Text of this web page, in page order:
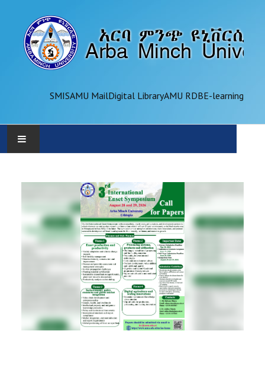
SMISAMU MailDigital LibraryAMU RDBE-learning
ADMINISTRATION
OFFICES
REGISTRAR